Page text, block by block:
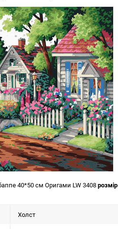
40*50 см Оригами LW 3408розмір
Холст